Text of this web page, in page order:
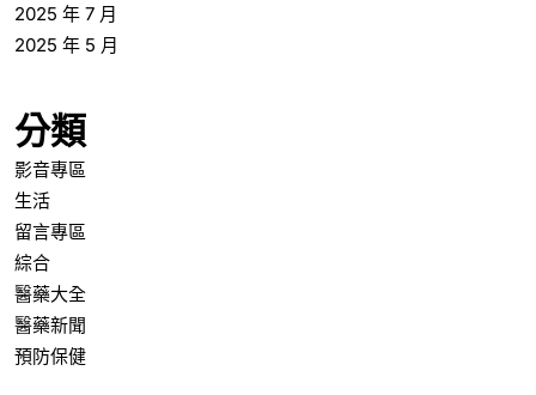
2025 年 7 月
2025 年 5 月
分類
影音專區
生活
留言專區
綜合
醫藥大全
醫藥新聞
預防保健